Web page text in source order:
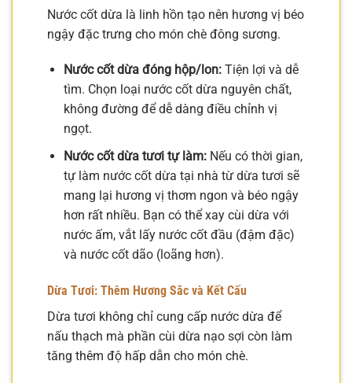
Nước cốt dừa là linh hồn tạo nên hương vị béo
ngậy đặc trưng cho món chè đông sương.
Nước cốt dừa đóng hộp/lon:Tiện lợi và dễ
tìm. Chọn loại nước cốt dừa nguyên chất,
không đường để dễ dàng điều chỉnh vị
ngọt.
Nước cốt dừa tươi tự làm:Nếu có thời gian,
tự làm nước cốt dừa tại nhà từ dừa tươi sẽ
mang lại hương vị thơm ngon và béo ngậy
hơn rất nhiều. Bạn có thể xay cùi dừa với
nước ấm, vắt lấy nước cốt đầu (đậm đặc)
và nước cốt dão (loãng hơn).
Dừa Tươi: Thêm Hương Sắc và Kết Cấu
Dừa tươi không chỉ cung cấp nước dừa để
nấu thạch mà phần cùi dừa nạo sợi còn làm
tăng thêm độ hấp dẫn cho món chè.